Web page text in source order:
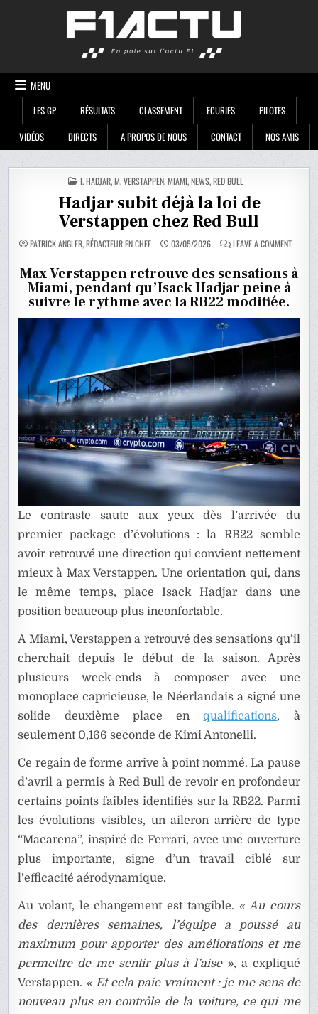
MENU
LES GP
RÉSULTATS CLASSEMENT ECURIES
PILOTES
VIDÉOS
DIRECTS A PROPOS DE NOUS CONTACT NOS AMIS
POSTED
IN
I. HADJAR,M. VERSTAPPEN,MIAMI,NEWS,RED BULL
Hadjar subit déjà la loi de
Verstappen chez Red Bull
PATRICK ANGLER, RÉDACTEUR EN CHEF 03/05/2026 LEAVE A COMMENTON
DÉJÀ
LA
DE
RED
Max Verstappen retrouve des sensations à
Miami, pendant qu’Isack Hadjar peine à
suivre le rythme avec la RB22 modifiée.
Le contraste saute aux yeux dès l’arrivée du
premier package d’évolutions : la RB22 semble
avoir retrouvé une direction qui convient nettement
mieux à Max Verstappen. Une orientation qui, dans
le même temps, place Isack Hadjar dans une
position beaucoup plus inconfortable.
A Miami, Verstappen a retrouvé des sensations qu’il
cherchait depuis le début de la saison. Après
plusieurs week-ends à composer avec une
monoplace capricieuse, le Néerlandais a signé une
solide deuxième place enqualifications, à
seulement 0,166 seconde de Kimi Antonelli.
Ce regain de forme arrive à point nommé. La pause
d’avril a permis à Red Bull de revoir en profondeur
certains points faibles identifiés sur la RB22. Parmi
les évolutions visibles, un aileron arrière de type
“Macarena”, inspiré de Ferrari, avec une ouverture
plus importante, signe d’un travail ciblé sur
l’efficacité aérodynamique.
Au volant, le changement est tangible. « Au cours
des dernières semaines, l’équipe a poussé au
maximum pour apporter des améliorations et me
permettre de me sentir plus à l’aise », a expliqué
Verstappen. « Et cela paie vraiment : je me sens de
nouveau plus en contrôle de la voiture, ce qui me